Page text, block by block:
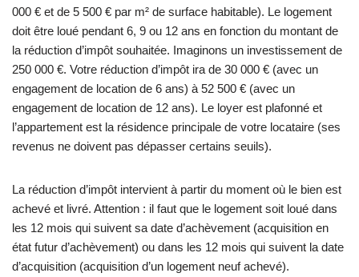
000 € et de 5 500 € par m² de surface habitable). Le logement
doit être loué pendant 6, 9 ou 12 ans en fonction du montant de
la réduction d’impôt souhaitée. Imaginons un investissement de
250 000 €. Votre réduction d’impôt ira de 30 000 € (avec un
engagement de location de 6 ans) à 52 500 € (avec un
engagement de location de 12 ans). Le loyer est plafonné et
l’appartement est la résidence principale de votre locataire (ses
revenus ne doivent pas dépasser certains seuils).
La réduction d’impôt intervient à partir du moment où le bien est
achevé et livré. Attention : il faut que le logement soit loué dans
les 12 mois qui suivent sa date d’achèvement (acquisition en
état futur d’achèvement) ou dans les 12 mois qui suivent la date
d’acquisition (acquisition d’un logement neuf achevé).